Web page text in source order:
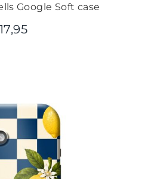
Google Soft case
17,95